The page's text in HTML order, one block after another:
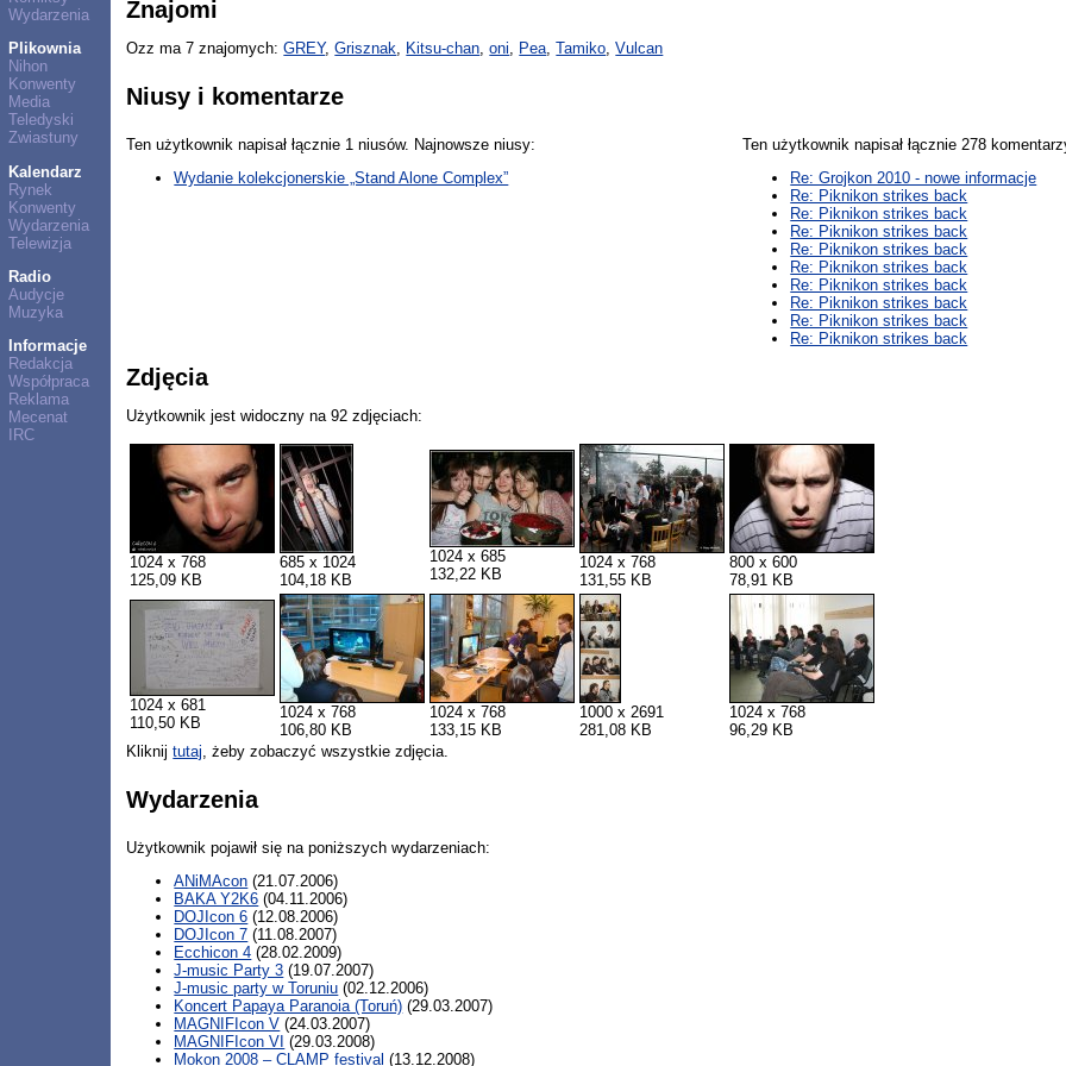
Wydarzenia
Plikownia
Nihon
Konwenty
Media
Teledyski
Zwiastuny
Kalendarz
Rynek
Konwenty
Wydarzenia
Telewizja
Radio
Audycje
Muzyka
Informacje
Redakcja
Współpraca
Reklama
Mecenat
IRC
Znajomi
Ozz ma 7 znajomych:GREY,Grisznak, Kitsu-chan,oni, Pea,Tamiko,Vulcan
Niusy i komentarze
Ten użytkownik napisał łącznie 1 niusów. Najnowsze niusy:
Wydanie kolekcjonerskie „Stand Alone Complex”
Ten użytkownik napisał łącznie 278
Re: Grojkon 2010 - nowe informacje
Re: Piknikon strikes back
Re: Piknikon strikes back
Re: Piknikon strikes back
Re: Piknikon strikes back
Re: Piknikon strikes back
Re: Piknikon strikes back
Re: Piknikon strikes back
Re: Piknikon strikes back
Re: Piknikon strikes back
Zdjęcia
Użytkownik jest widoczny na 92 zdjęciach:
1024 x 768
125,09 KB
685 x 1024
104,18 KB
1024 x 685
132,22 KB
1024 x 768
131,55 KB
800 x 600
78,91 KB
1024 x 681
110,50 KB
1024 x 768
106,80 KB
1024 x 768
133,15 KB
1000 x 2691
281,08 KB
1024 x 768
96,29 KB
Kliknijtutaj, żeby zobaczyć wszystkie zdjęcia.
Wydarzenia
Użytkownik pojawił się na poniższych wydarzeniach:
ANiMAcon (21.07.2006)
BAKA Y2K6 (04.11.2006)
DOJIcon 6 (12.08.2006)
DOJIcon 7 (11.08.2007)
Ecchicon 4 (28.02.2009)
J-music Party 3 (19.07.2007)
J-music party w Toruniu (02.12.2006)
Koncert Papaya Paranoia (Toruń) (29.03.2007)
MAGNIFIcon V (24.03.2007)
MAGNIFIcon VI (29.03.2008)
Mokon 2008 – CLAMP festival (13.12.2008)